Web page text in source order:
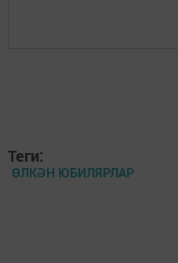
Теги:
ӨЛКӘН ЮБИЛЯРЛАР